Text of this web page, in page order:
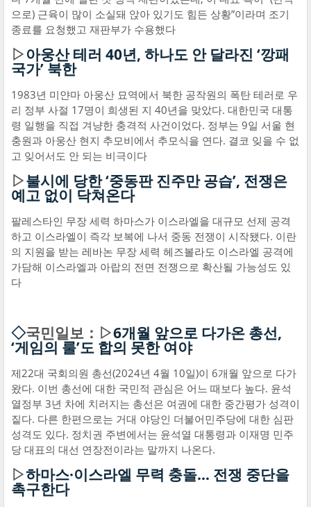
으로) 근육이 많이 소실돼 앉아 있기도 힘든 상황”이라며 조기
종료를 요청했고 재판부가 수용했다
▷아웅산 테러 40년, 하나도 안 달라진 ‘깡패
국가’ 북한
1983년 미얀마 아웅산 묘역에서 북한 공작원의 폭탄 테러로 우
리 정부 사절 17명이 희생된 지 40년을 맞았다. 대한민국 대통
령 일행을 직접 겨냥한 충격적 사건이었다. 정부는 9일 서울 현
충원과 아웅산 현지 추모비에서 추모식을 연다. 결코 잊을 수 없
고 잊어서도 안 되는 비극이다
▷불시에 당한 ‘중동판 진주만 공습’, 전쟁은
예고 없이 닥쳐온다
팔레스타인 무장 세력 하마스가 이스라엘을 대규모 선제 공격
하고 이스라엘이 즉각 보복에 나서 중동 전쟁이 시작됐다. 이란
의 지원을 받는 레바논 무장 세력 헤즈볼라도 이스라엘 공격에
가담해 이스라엘과 아랍의 전면 전쟁으로 확산될 가능성도 있
다
◇국민일보：▷6개월 앞으로 다가온 총선,
‘게임의 룰’도 합의 못한 여야
제22대 국회의원 총선(2024년 4월 10일)이 6개월 앞으로 다가
왔다. 이번 총선에 대한 국민적 관심은 어느 때보다 높다. 윤석
열정부 3년 차에 치러지는 총선은 여권에 대한 중간평가 성격이
짙다. 다른 한편으로는 거대 야당인 더불어민주당에 대한 심판
성격도 있다. 정치권 주변에서는 윤석열 대통령과 이재명 민주
당 대표의 대선 연장전이라는 말까지 나온다.
▷하마스·이스라엘 무력 충돌… 전쟁 중단을
촉구한다